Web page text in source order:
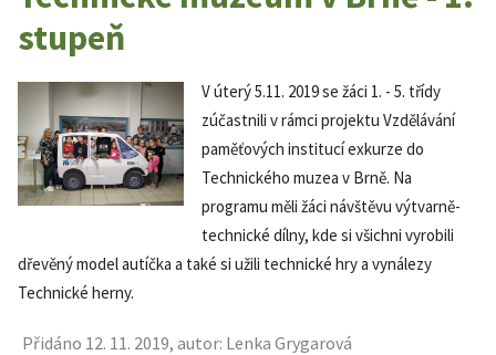
stupeň
V úterý 5.11. 2019 se žáci 1. - 5. třídy
zúčastnili v rámci projektu Vzdělávání
paměťových institucí exkurze do
Technického muzea v Brně. Na
programu měli žáci návštěvu výtvarně-
technické dílny, kde si všichni vyrobili
dřevěný model autíčka a také si užili technické hry a vynálezy
Technické herny.
Přidáno 12. 11. 2019, autor: Lenka Grygarová